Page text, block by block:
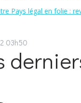
Pays légal en folie :
03h50